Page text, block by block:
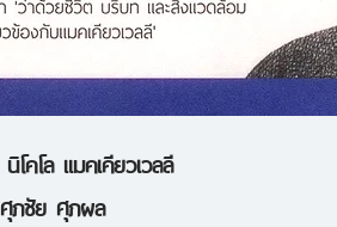
นิโคโล แมคเคียวเวลลี
ศุภชัย ศุภผล